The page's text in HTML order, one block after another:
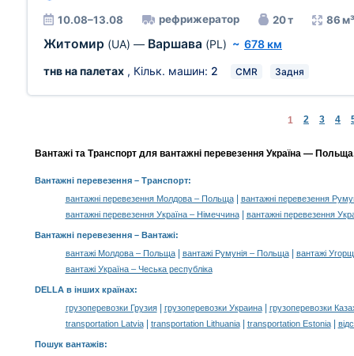
10.08–13.08 рефрижератор 20 т 86 м³
Житомир (UA) — Варшава (PL) ~ 678 км
тнв на палетах , Кільк. машин: 2 CMR Задня
1 2 3 4
Вантажі та Транспорт для вантажні перевезення Україна —
Вантажні перевезення– Транспорт:
вантажні перевезення Молдова – Польща|
вантажні перевезення
вантажні перевезення Україна – Німеччина| вантажні перевезення
Вантажні перевезення – Вантажі:
вантажі Молдова – Польща| вантажі Румунія – Польща|
вантажі
вантажі Україна – Чеська республіка
DELLA в інших країнах:
грузоперевозки Грузия| грузоперевозки Украина|
грузоперевозки
transportation Latvia| transportation Lithuania| transportation Estonia|
Пошук вантажів: